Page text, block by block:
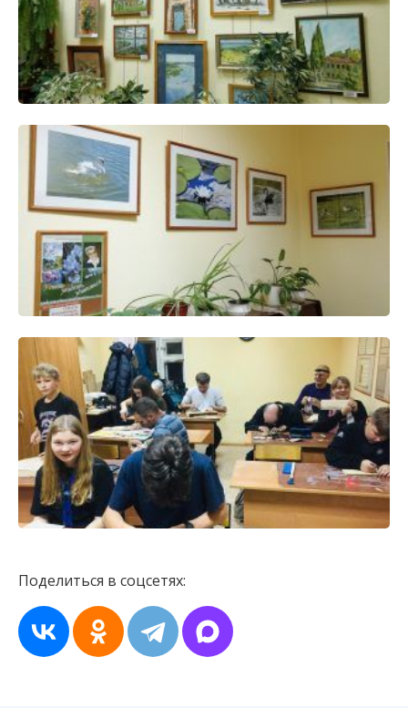
Поделиться в соцсетях: